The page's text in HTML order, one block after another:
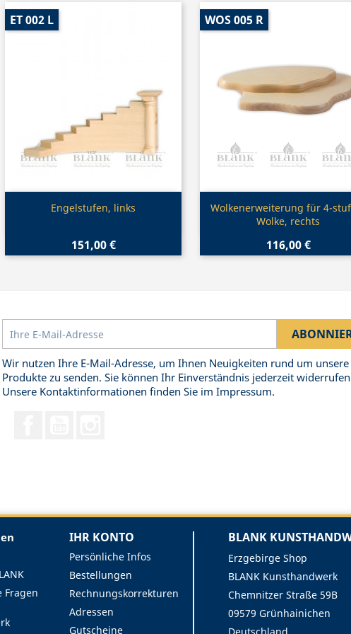
Vorschau
Engelstufen, links
151,00 €
ET 002 L
Vorschau
Wolkenerweiterung für 4-
Wolke, rechts
116,00 €
WOS 005 R
Wir nutzen Ihre E-Mail-Adresse, um Ihnen Neuigkeiten rund um unsere
Produkte zu senden. Sie können Ihr Einverständnis jederzeit
Unsere Kontaktinformationen finden Sie im Impressum.
Fragen
IHR KONTO
Persönliche Infos
Bestellungen
Rechnungskorrekturen
Adressen
Gutscheine
BLANK
Erzgebirge Shop
BLANK Kunsthandwerk
Chemnitzer Straße 59B
09579 Grünhainichen
Deutschland